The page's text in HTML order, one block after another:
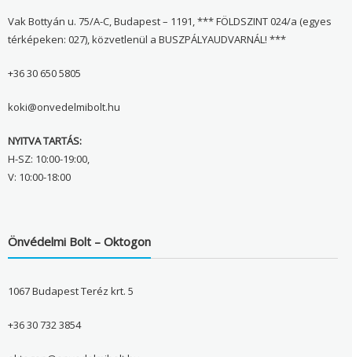
Vak Bottyán u. 75/A-C, Budapest – 1191, *** FÖLDSZINT 024/a (egyes
térképeken: 027), közvetlenül a BUSZPÁLYAUDVARNÁL! ***
+36 30 650 5805
koki@onvedelmibolt.hu
NYITVA TARTÁS:
H-SZ: 10:00-19:00,
V: 10:00-18:00
Önvédelmi Bolt – Oktogon
1067 Budapest Teréz krt. 5
+36 30 732 3854